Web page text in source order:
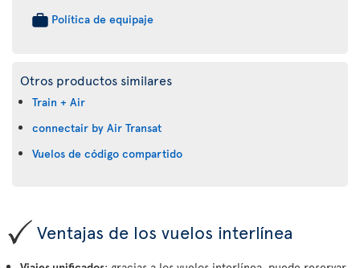
Política de equipaje
Otros productos similares
Train + Air
connectair by Air Transat
Vuelos de código compartido
Ventajas de los vuelos interlínea